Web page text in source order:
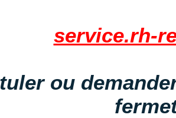
service.rh-
ou